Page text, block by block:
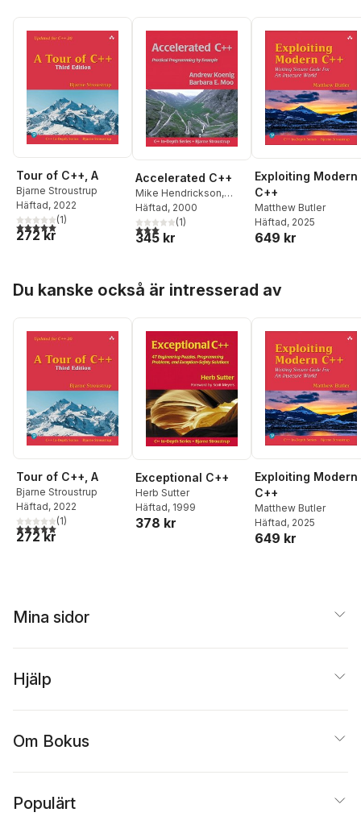
Tour of C++, A
Bjarne Stroustrup
Häftad, 2022
5,0utav 5 stjärnor. Totalt antal röster:
(1)
272 kr
Accelerated C++
Mike Hendrickson,
Andrew Koenig
Barbara Moo
Häftad, 2000
3,0utav 5 stjärnor. Totalt antal röster:
(1)
345 kr
Exploiting Modern
C++
Matthew Butler
Häftad, 2025
649 kr
Du kanske också är intresserad av
Tour of C++, A
Bjarne Stroustrup
Häftad, 2022
5,0utav 5 stjärnor. Totalt antal röster:
(1)
272 kr
Exceptional C++
Herb Sutter
Häftad, 1999
378 kr
Exploiting Modern
C++
Matthew Butler
Häftad, 2025
649 kr
Mina sidor
Hjälp
Om Bokus
Populärt